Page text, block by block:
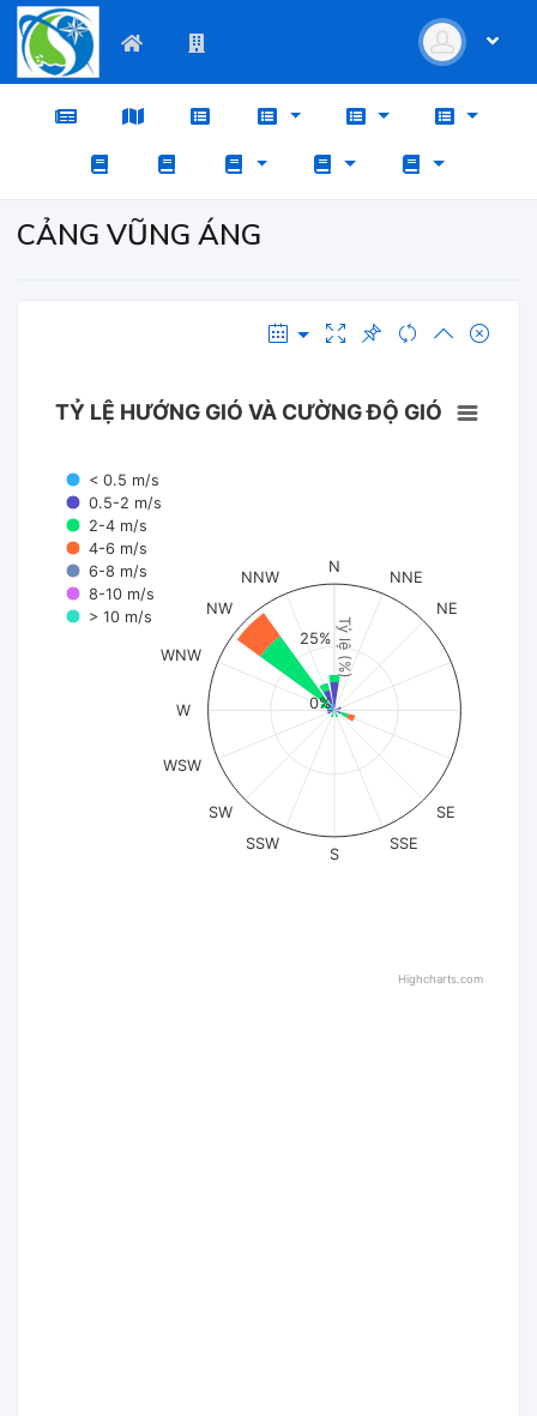
CẢNG VŨNG ÁNG
Tỷ lệ (%)
TỶ LỆ HƯỚNG GIÓ VÀ CƯỜNG ĐỘ GIÓ
< 0.5 m/s
0.5-2 m/s
2-4 m/s
4-6 m/s
6-8 m/s
8-10 m/s
> 10 m/s
N
NNE
NE
SE
SSE
S
SSW
SW
WSW
W
WNW
NW
NNW
0%
25%
Highcharts.com